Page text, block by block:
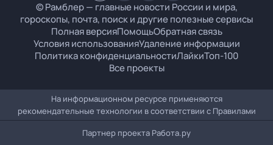
© Рамблер — главные новости России и мира,
гороскопы, почта, поиск и другие полезные сервисы
Полная версияПомощьОбратная связь
Условия использованияУдаление информации
Политика конфиденциальностиЛайкиТоп-100
Все проекты
На информационном ресурсе применяются
рекомендательные технологии в соответствии с Правилами
Партнер проекта Работа.ру